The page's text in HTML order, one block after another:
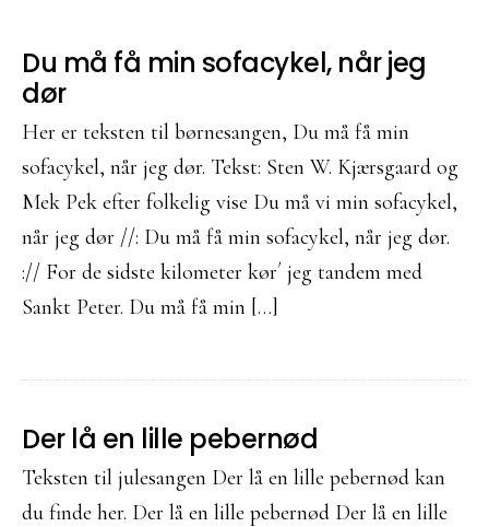
Du må få min sofacykel, når jeg
dør
Her er teksten til børnesangen, Du må få min
sofacykel, når jeg dør. Tekst: Sten W. Kjærsgaard og
Mek Pek efter folkelig vise Du må vi min sofacykel,
når jeg dør //: Du må få min sofacykel, når jeg dør.
:// For de sidste kilometer kør´ jeg tandem med
Sankt Peter. Du må få min […]
Der lå en lille pebernød
Teksten til julesangen Der lå en lille pebernød kan
du finde her. Der lå en lille pebernød Der lå en lille